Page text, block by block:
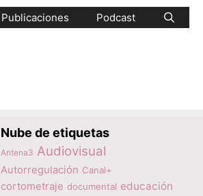
Publicaciones Podcast
Nube de etiquetas
Antena3 Audiovisual
Autorregulación Canal+
cortometraje documental educación